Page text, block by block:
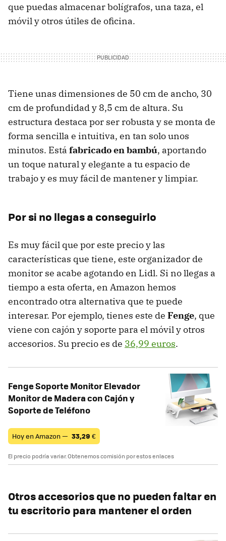
que puedas almacenar bolígrafos, una taza, el
móvil y otros útiles de oficina.
Tiene unas dimensiones de 50 cm de ancho, 30
cm de profundidad y 8,5 cm de altura. Su
estructura destaca por ser robusta y se monta de
forma sencilla e intuitiva, en tan solo unos
minutos. Está fabricado en bambú, aportando
un toque natural y elegante a tu espacio de
trabajo y es muy fácil de mantener y limpiar.
Por si no llegas a conseguirlo
Es muy fácil que por este precio y las
características que tiene, este organizador de
monitor se acabe agotando en Lidl. Si no llegas a
tiempo a esta oferta, en Amazon hemos
encontrado otra alternativa que te puede
interesar. Por ejemplo, tienes este de Fenge, que
viene con cajón y soporte para el móvil y otros
accesorios. Su precio es de 36,99 euros.
Fenge Soporte Monitor Elevador
Monitor de Madera con Cajón y
Soporte de Teléfono
Hoy en Amazon — 33,29 €
El precio podría variar. Obtenemos comisión por estos enlaces
Otros accesorios que no pueden faltar en
tu escritorio para mantener el orden